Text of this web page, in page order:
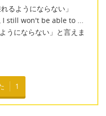
るようにならない」
still won't be able to ...
うにならない」と言えま
1